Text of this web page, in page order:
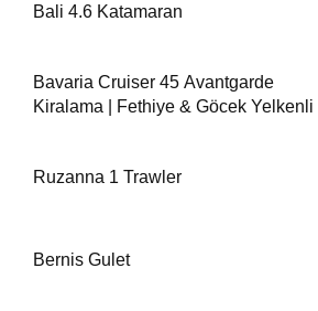
Bali 4.6 Katamaran
Bavaria Cruiser 45 Avantgarde
Kiralama | Fethiye & Göcek Yelkenli
Ruzanna 1 Trawler
Bernis Gulet